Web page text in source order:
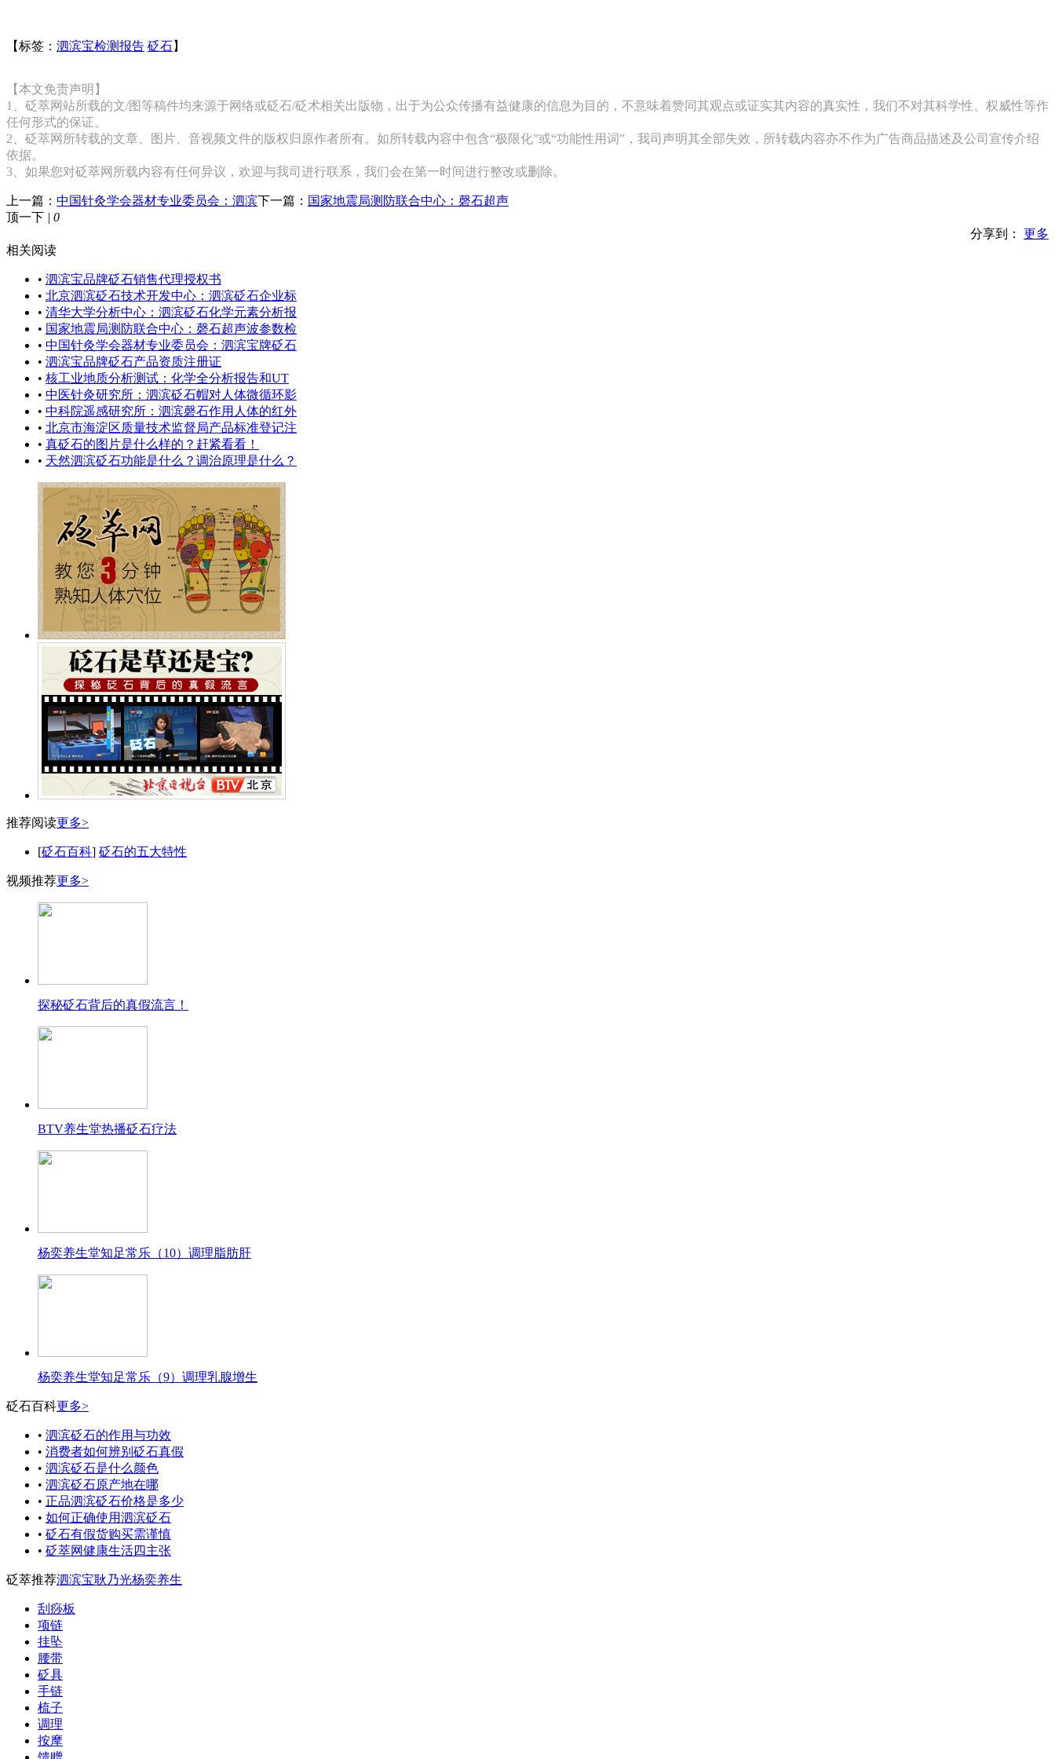
【标签： 泗滨宝检测报告 砭石】
【本文免责声明】
1、砭萃网站所载的文/图等稿件均来源于网络或砭石/砭术相关出版物，出于为公众传播有益健康的信息为目的，不意味着赞同其观点或证实其内容的真实性，我们不对其科学性、权威性等作
任何形式的保证。
2、砭萃网所转载的文章、图片、音视频文件的版权归原作者所有。如所转载内容中包含“极限化”或“功能性用词”，我司声明其全部失效，所转载内容亦不作为广告商品描述及公司宣传介绍
依据。
3、如果您对砭萃网所载内容有任何异议，欢迎与我司进行联系，我们会在第一时间进行整改或删除。
上一篇： 中国针灸学会器材专业委员会：泗滨下一篇： 国家地震局测防联合中心：磬石超声
顶一下 | 0
分享到：
更多
相关阅读
• 泗滨宝品牌砭石销售代理授权书
• 北京泗滨砭石技术开发中心：泗滨砭石企业标
• 清华大学分析中心：泗滨砭石化学元素分析报
• 国家地震局测防联合中心：磬石超声波参数检
• 中国针灸学会器材专业委员会：泗滨宝牌砭石
• 泗滨宝品牌砭石产品资质注册证
• 核工业地质分析测试：化学全分析报告和UT
• 中医针灸研究所：泗滨砭石帽对人体微循环影
• 中科院遥感研究所：泗滨磬石作用人体的红外
• 北京市海淀区质量技术监督局产品标准登记注
• 真砭石的图片是什么样的？赶紧看看！
• 天然泗滨砭石功能是什么？调治原理是什么？
推荐阅读更多>
[砭石百科] 砭石的五大特性
视频推荐更多>
探秘砭石背后的真假流言！
BTV养生堂热播砭石疗法
杨奕养生堂知足常乐（10）调理脂肪肝
杨奕养生堂知足常乐（9）调理乳腺增生
砭石百科更多>
• 泗滨砭石的作用与功效
• 消费者如何辨别砭石真假
• 泗滨砭石是什么颜色
• 泗滨砭石原产地在哪
• 正品泗滨砭石价格是多少
• 如何正确使用泗滨砭石
• 砭石有假货购买需谨慎
• 砭萃网健康生活四主张
砭萃推荐泗滨宝耿乃光杨奕养生
刮痧板
项链
挂坠
腰带
砭具
手链
梳子
调理
按摩